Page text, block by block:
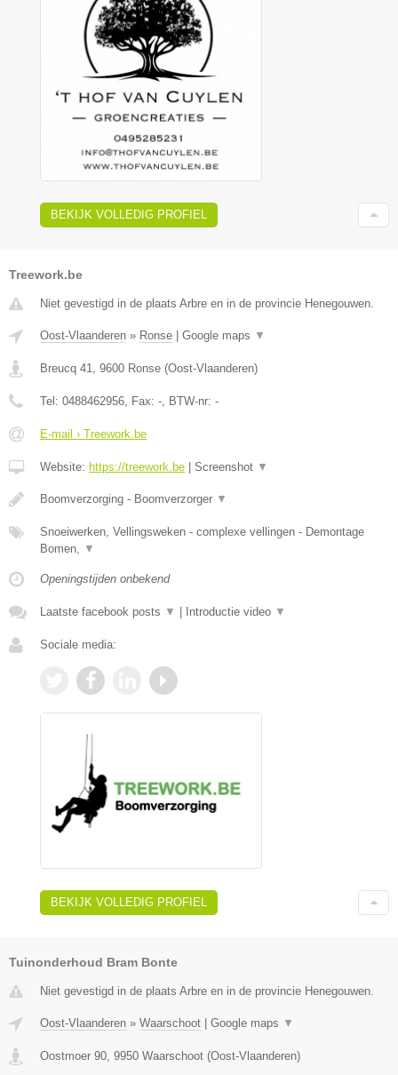
BEKIJK VOLLEDIG PROFIEL
Treework.be
Niet gevestigd in de plaats Arbre en in de provincie Henegouwen.
Oost-Vlaanderen » Ronse Google maps ▼
Breucq 41 9600 Ronse (Oost-Vlaanderen)
Tel: 0488462956 , Fax: - , BTW-nr: -
E-mail › Treework.be
Website: https://treework.be Screenshot ▼
Boomverzorging - Boomverzorger ▼
Snoeiwerken, Vellingsweken - complexe vellingen - Demontage
Bomen,
▼
Openingstijden onbekend
Laatste facebook posts ▼ Introductie video ▼
Sociale media:
BEKIJK VOLLEDIG PROFIEL
Tuinonderhoud Bram Bonte
Niet gevestigd in de plaats Arbre en in de provincie Henegouwen.
Oost-Vlaanderen » Waarschoot Google maps ▼
Oostmoer 90, 9950 Waarschoot (Oost-Vlaanderen)